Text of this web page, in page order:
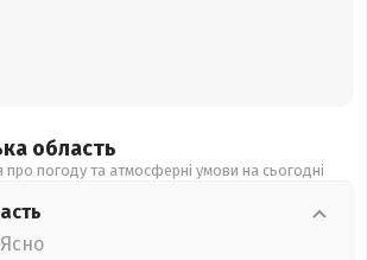
область
про погоду та атмосферні умови на сьогодні
Ясно